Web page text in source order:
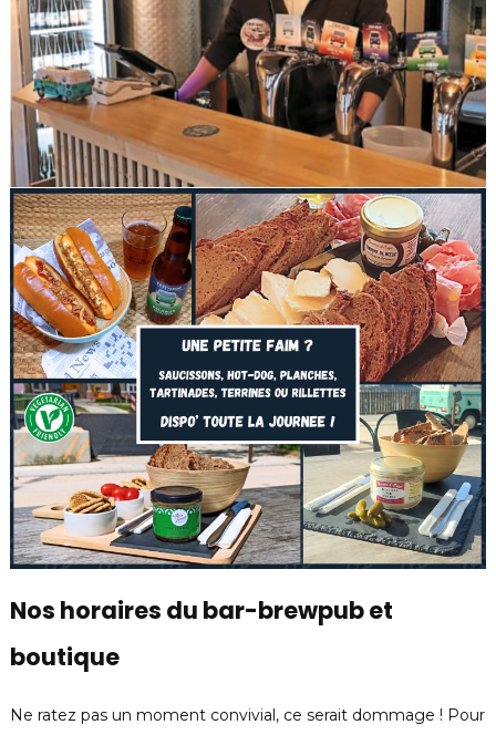
Nos horaires du bar-brewpub et
boutique
Ne ratez pas un moment convivial, ce serait dommage ! Pour